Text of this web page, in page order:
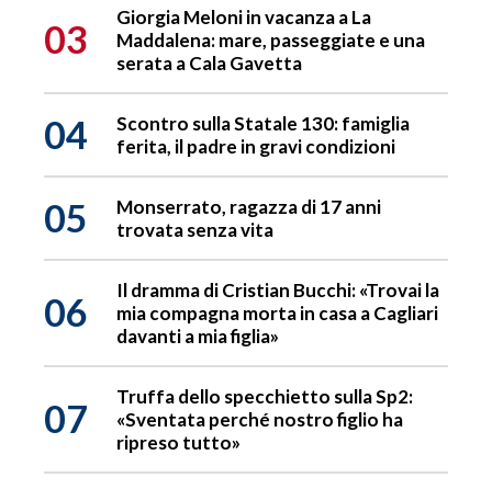
03
Giorgia Meloni in vacanza a La
Maddalena: mare, passeggiate e una
serata a Cala Gavetta
04
Scontro sulla Statale 130: famiglia
ferita, il padre in gravi condizioni
05
Monserrato, ragazza di 17 anni
trovata senza vita
06
Il dramma di Cristian Bucchi: «Trovai la
mia compagna morta in casa a Cagliari
davanti a mia figlia»
07
Truffa dello specchietto sulla Sp2:
«Sventata perché nostro figlio ha
ripreso tutto»